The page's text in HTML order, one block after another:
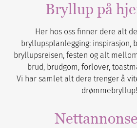
Bryllup på
Her hos oss finner dere alt
bryllupsplanlegging: inspirasjon,
bryllupsreisen, festen og alt
brud, brudgom, forlover,
Vi har samlet alt dere trenger å
drømmebryllup!